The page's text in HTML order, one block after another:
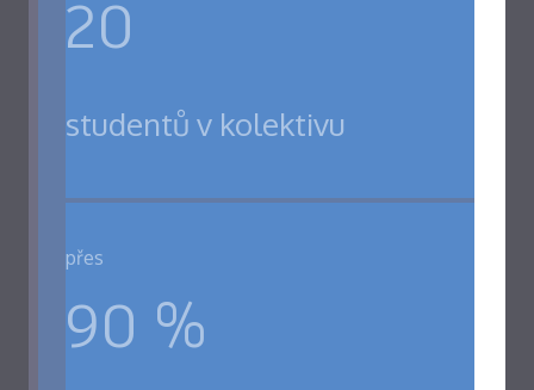
20
studentů v kolektivu
přes
90 %